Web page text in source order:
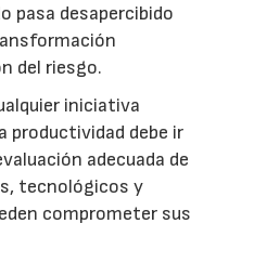
pasa desapercibido
del riesgo.
iniciativa
productividad debe ir
adecuada de
tecnológicos y
comprometer sus